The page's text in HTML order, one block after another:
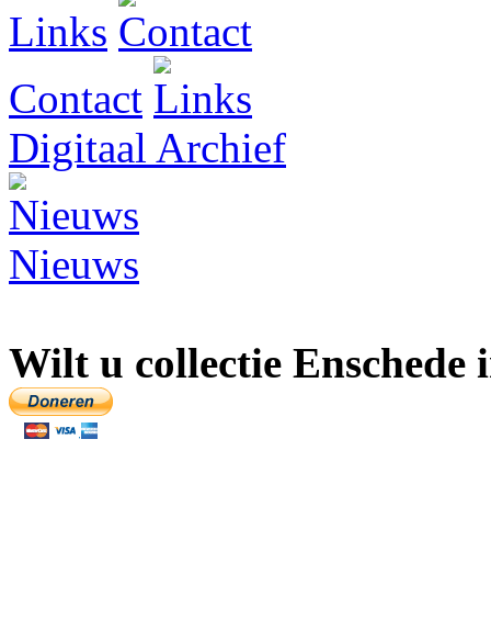
Links
Contact
Digitaal Archief
Nieuws
Wilt u collectie Enschede